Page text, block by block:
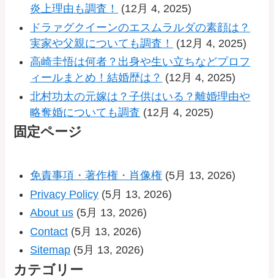
炎上理由も調査！
(12月 4, 2025)
ドラァグクイーンのエスムラルダの素顔は？
実家や父親についても調査！
(12月 4, 2025)
高崎圭悟は何者？出身や生い立ちなどプロフ
ィールまとめ！結婚歴は？ (12月 4, 2025)
北村功太の元嫁は？子供はいる？離婚理由や
略奪婚についても調査 (12月 4, 2025)
固定ページ
免責事項・著作権・肖像権 (5月 13, 2026)
Privacy Policy (5月 13, 2026)
About us (5月 13, 2026)
Contact (5月 13, 2026)
Sitemap (5月 13, 2026)
カテゴリー